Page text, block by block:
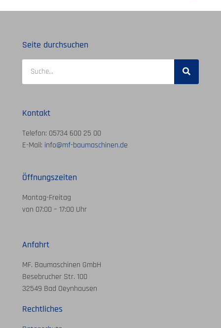
Seite durchsuchen
Kontakt
Telefon: 05734 600 25 00
E-Mail: info@mf-baumaschinen.de
Öffnungszeiten
Montag-Freitag
von 07:00 – 17:00 Uhr
Anfahrt
MF. Baumaschinen GmbH
Besebrucher Str. 100
32549 Bad Oeynhausen
Rechtliches